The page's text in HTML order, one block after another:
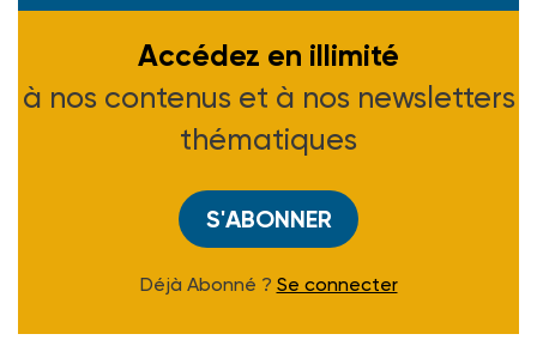
Accédez en illimité
à nos contenus et à nos newsletters
thématiques
S'ABONNER
Déjà Abonné ? Se connecter